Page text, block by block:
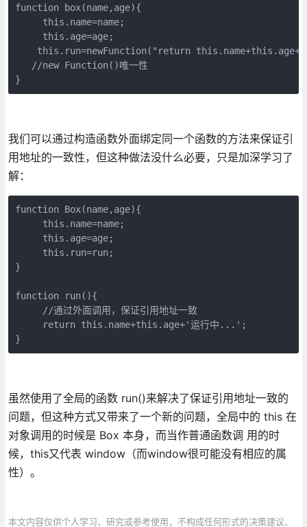
function box(name,age){
     this.name=name;
     this.age=age;
this.run=newFunction("return this.name+this.age+'
   //new Function()唯一性
}
我们可以通过构造函数外面绑定同一个函数的方法来保证引
用地址的一致性，但这种做法没什么必要，只是加深学习了
解：
function Box(name,age){
     this.name=name;
     this.age=age;
     this.run=run;
}
function run(){
     //通过外面调用，保证引用地址一致
     return this.name+this.age+'运行中...';
}
虽然使用了全局的函数 run()来解决了保证引用地址一致的
问题，但这种方式又带来了一个新的问题，全局中的 this 在
对象调用的时候是 Box 本身，而当作普通函数调 用的时
候，this又代表 window（而window很可能没有相应的属
性）。
本文内容仅供个人学习、研究或参考使用，不构成任何形式的决策建议、